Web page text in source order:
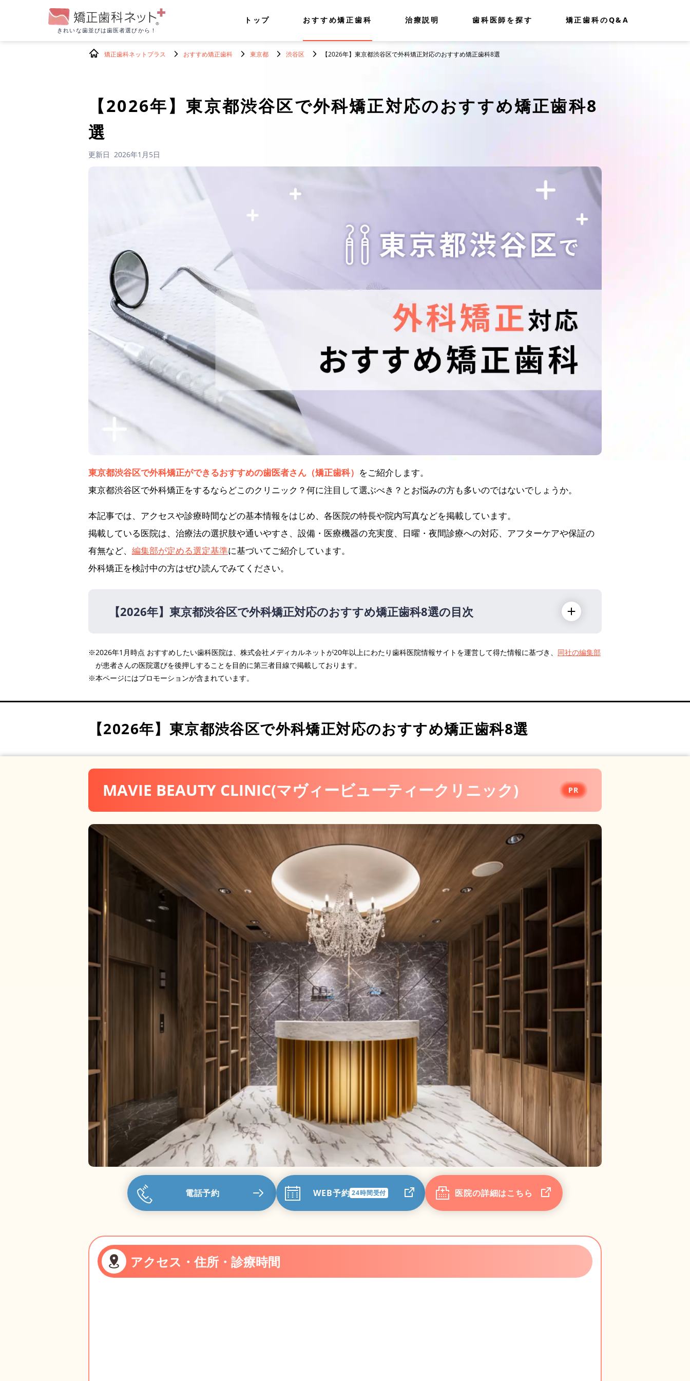
きれいな歯並びは歯医者選びから！
トップ おすすめ矯正歯科 治療説明 歯科医師を探す 矯正歯科のQ&A
矯正歯科ネットプラス おすすめ矯正歯科 東京都 渋谷区 【2026年】東京都渋谷区で外科矯正対応のおすすめ矯正歯科8選
【2026年】 東京都渋谷区で外科矯正対応のおすすめ矯正歯科8
選
更新日 2026年1月5日
東京都渋谷区で外科矯正ができるおすすめの歯医者さん（矯正歯科） をご紹介します。
東京都渋谷区で外科矯正をするならどこのクリニック？何に注目して選ぶべき？とお悩みの方も多いのではないでしょうか。
本記事では、アクセスや診療時間などの基本情報をはじめ、各医院の特長や院内写真などを掲載しています。
掲載している医院は、治療法の選択肢や通いやすさ、設備・医療機器の充実度、日曜・夜間診療への対応、アフターケアや保証の
有無など、 編集部が定める選定基準に基づいてご紹介しています。
外科矯正を検討中の方はぜひ読んでみてください。
【2026年】 東京都渋谷区で外科矯正対応のおすすめ矯正歯科8選の目次
MAVIE BEAUTY CLINIC(マヴィービューティークリニック) PR
K Braces 矯正歯科原宿駅前
矯正歯科・審美歯科 スマイルコンセプト 渋谷クリニック
原宿外苑矯正歯科 (医療法人社団 四誓会)
医療法人ルーブル 渋谷ルーブル歯科・矯正歯科
表参道しらゆり歯科
初台 はまだ歯科・矯正歯科
※2026年1月時点 おすすめしたい歯科医院は、株式会社メディカルネットが20年以上にわたり歯科医院情報サイトを運営して得た情報に基づき、 同社の編集部
が患者さんの医院選びを後押しすることを目的に第三者目線で掲載しております。
※本ページにはプロモーションが含まれています。
【2026年】 東京都渋谷区で外科矯正対応のおすすめ矯正歯科8選
MAVIE BEAUTY CLINIC(マヴィービューティークリニック)
電話予約 WEB予約 24時間受付 医院の詳細はこちら
アクセス・住所・診療時間